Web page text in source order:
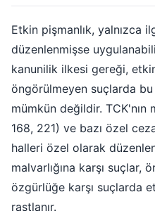
Etkin pişmanlık, yalnızca
düzenlenmişse
kanunilik ilkesi gereği,
öngörülmeyen suçlarda
mümkün değildir.
168, 221) ve bazı özel
halleri özel olarak
malvarlığına karşı suçlar,
özgürlüğe karşı suçlarda
rastlanır.